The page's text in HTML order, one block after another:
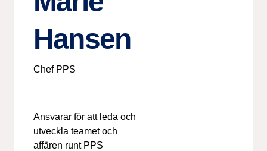
Hansen
Chef PPS
Ansvarar för att leda och
utveckla teamet och
affären runt PPS